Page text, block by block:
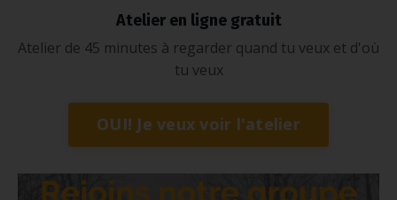
Atelier en ligne gratuit
Atelier de 45 minutes à regarder quand tu veux et d'où
tu veux
OUI! Je veux voir l'atelier